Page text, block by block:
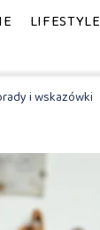
LIFESTYLE
i wskazówki